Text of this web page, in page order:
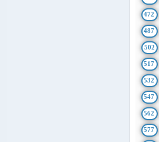
472
487
502
517
532
547
562
577